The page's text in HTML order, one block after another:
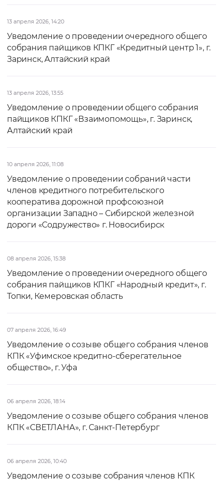
13 апреля 2026, 14:20
Уведомление о проведении очередного общего
собрания пайщиков КПКГ «Кредитный центр 1», г.
Заринск, Алтайский край
13 апреля 2026, 13:55
Уведомление о проведении общего собрания
пайщиков КПКГ «Взаимопомощь», г. Заринск,
Алтайский край
10 апреля 2026, 11:08
Уведомление о проведении собраний части
членов кредитного потребительского
кооператива дорожной профсоюзной
организации Западно – Сибирской железной
дороги «Содружество» г. Новосибирск
08 апреля 2026, 15:38
Уведомление о проведении очередного общего
собрания пайщиков КПКГ «Народный кредит», г.
Топки, Кемеровская область
07 апреля 2026, 16:49
Уведомление о созыве общего собрания членов
КПК «Уфимское кредитно-сберегательное
общество», г. Уфа
06 апреля 2026, 18:14
Уведомление о созыве общего собрания членов
КПК «СВЕТЛАНА», г. Санкт-Петербург
06 апреля 2026, 10:40
Уведомление о созыве собрания членов КПК